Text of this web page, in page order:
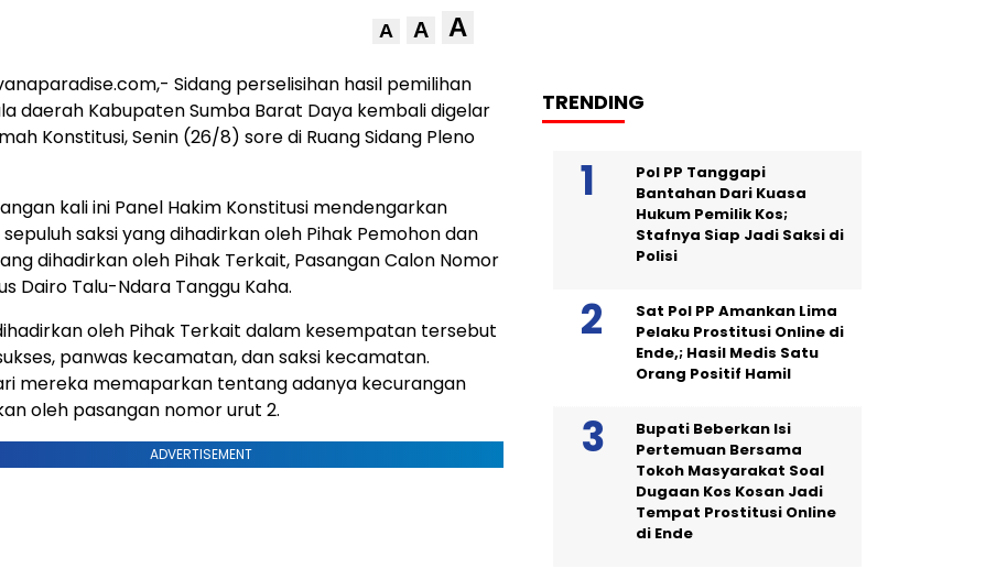
A A A
Sidang perselisihan hasil pemilihan
daerah Kabupaten Sumba Barat Daya kembali digelar
Konstitusi, Senin (26/8) sore di Ruang Sidang Pleno
kali ini Panel Hakim Konstitusi mendengarkan
saksi yang dihadirkan oleh Pihak Pemohon dan
dihadirkan oleh Pihak Terkait, Pasangan Calon Nomor
Dairo Talu-Ndara Tanggu Kaha.
oleh Pihak Terkait dalam kesempatan tersebut
panwas kecamatan, dan saksi kecamatan.
mereka memaparkan tentang adanya kecurangan
oleh pasangan nomor urut 2.
ADVERTISEMENT
TRENDING
Pol PP Tanggapi
Bantahan Dari Kuasa
Hukum Pemilik Kos;
Stafnya Siap Jadi Saksi di
Polisi
Sat Pol PP Amankan Lima
Pelaku Prostitusi Online di
Ende,; Hasil Medis Satu
Orang Positif Hamil
Bupati Beberkan Isi
Pertemuan Bersama
Tokoh Masyarakat Soal
Dugaan Kos Kosan Jadi
Tempat Prostitusi Online
di Ende